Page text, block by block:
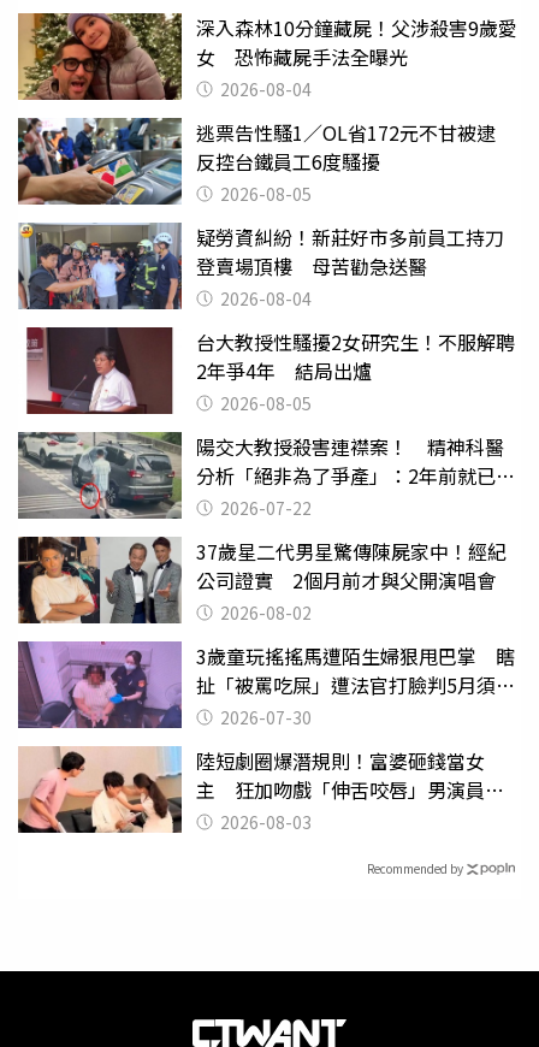
深入森林10分鐘藏屍！父涉殺害9歲愛
女 恐怖藏屍手法全曝光
2026-08-04
逃票告性騷1／OL省172元不甘被逮
反控台鐵員工6度騷擾
2026-08-05
疑勞資糾紛！新莊好市多前員工持刀
登賣場頂樓 母苦勸急送醫
2026-08-04
台大教授性騷擾2女研究生！不服解聘
2年爭4年 結局出爐
2026-08-05
陽交大教授殺害連襟案！ 精神科醫
分析「絕非為了爭產」：2年前就已言
行詭異
2026-07-22
37歲星二代男星驚傳陳屍家中！經紀
公司證實 2個月前才與父開演唱會
2026-08-02
3歲童玩搖搖馬遭陌生婦狠甩巴掌 瞎
扯「被罵吃屎」遭法官打臉判5月須入
監 2026-07-30
陸短劇圈爆潛規則！富婆砸錢當女
主 狂加吻戲「伸舌咬唇」男演員崩
潰 2026-08-03
Recommended by